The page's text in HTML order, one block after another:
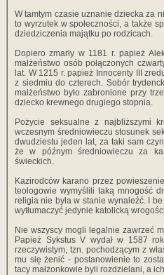
W tamtym czasie uznanie dziecka za
to wyrzutek w społeczności, a także
dziedziczenia majątku po rodzicach.
Dopiero zmarły w 1181 r. papież
małżeństwo osób połączonych
lat. W 1215 r. papież Innocenty III
z siedmiu do czterech. Sobór
małżeństwo było zabronione przy
dziecko krewnego drugiego stopnia.
Pożycie seksualne z najbliższymi
wczesnym średniowieczu stosunek
dwudziestu jeden lat, za taki sam
że w późnym średniowieczu za
świeckich.
Kazirodców karano przez
teologowie wymyślili taką mnogość
religia nie była w stanie wynaleźć. I
wytłumaczyć jedynie katolicką
Nie wszyscy mogli legalnie zawrzeć
Papież Sykstus V wydał w 1587
rzeczywistym, tzn. pochodzącym z
mu się żenić - postanowienie to
tacy małżonkowie byli rozdzielani, a